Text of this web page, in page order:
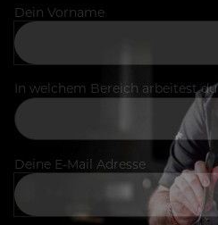
Dein Vorname
In welchem Bereich arbeitest du
Deine E-Mail Adresse